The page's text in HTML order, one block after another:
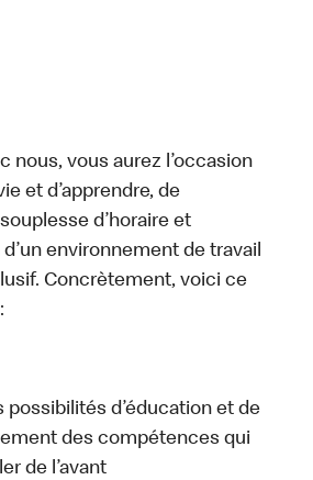
nous, vous aurez l’occasion
et d’apprendre, de
d’horaire et
d’un environnement de travail
Concrètement, voici ce
possibilités d’éducation et de
des compétences qui
de l’avant